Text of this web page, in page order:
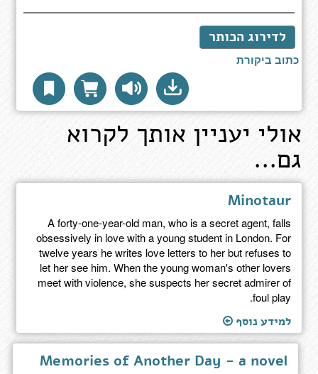
לדירוג הכותר
כתוב ביקורת
אולי יעניין אותך לקרוא
גם...
Minotaur
A forty-one-year-old man, who is a secret agent, falls
obsessively in love with a young student in London. For
twelve years he writes love letters to her but refuses to
let her see him. When the young woman's other lovers
meet with violence, she suspects her secret admirer of
foul play.
למידע נוסף
Memories of Another Day - a novel